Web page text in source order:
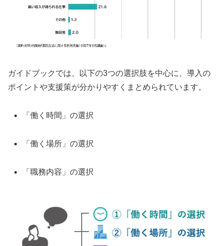
ガイドブックでは、以下の3つの選択肢を中心に、導入の
ポイントや支援策が分かりやすくまとめられています。
「働く時間」の選択
「働く場所」の選択
「職務内容」の選択